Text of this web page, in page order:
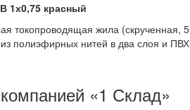
1х0,75 красный
токопроводящая жила (скрученная,
полиэфирных нитей в два слоя и ПВХ
«1 Склад»